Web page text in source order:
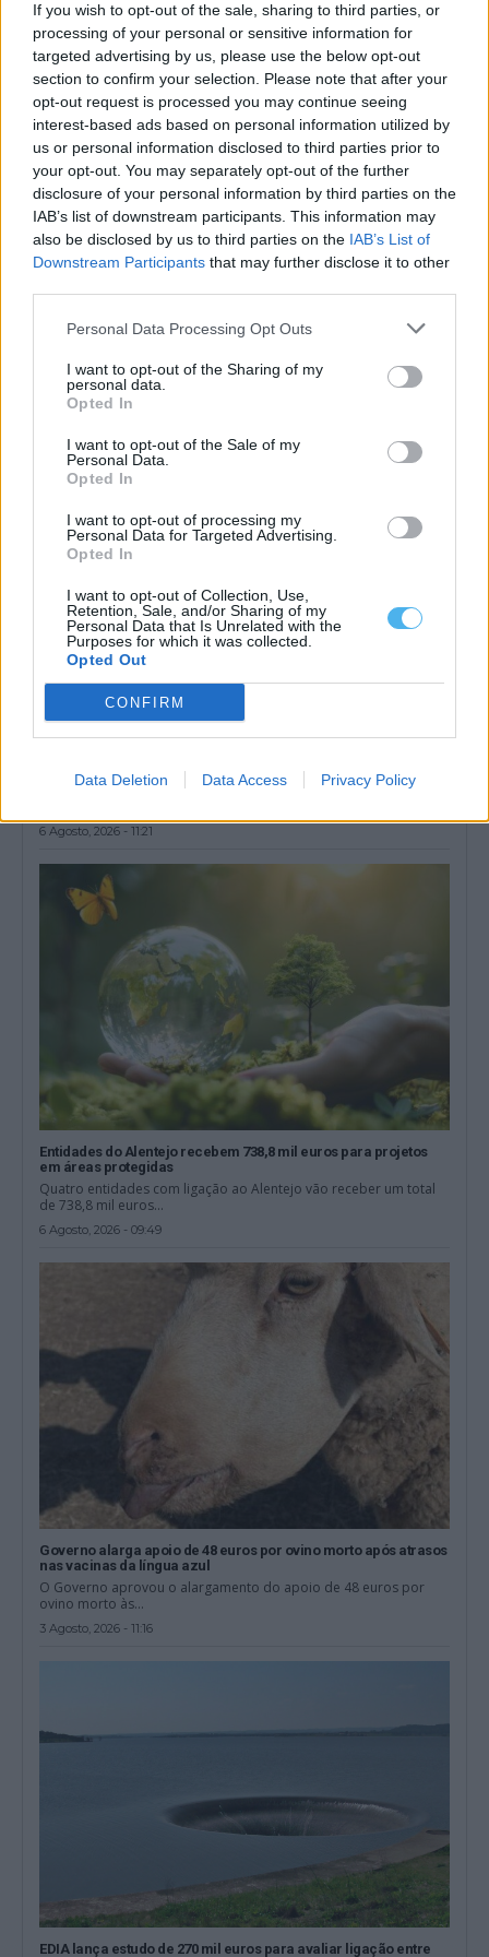
If you wish to opt-out of the sale, sharing to third parties, or
processing of your personal or sensitive information for
targeted advertising by us, please use the below opt-out
section to confirm your selection. Please note that after your
opt-out request is processed you may continue seeing
interest-based ads based on personal information utilized by
us or personal information disclosed to third parties prior to
your opt-out. You may separately opt-out of the further
disclosure of your personal information by third parties on the
IAB’s list of downstream participants. This information may
also be disclosed by us to third parties on the IAB’s List of
Downstream Participants that may further disclose it to other
Personal Data Processing Opt Outs
I want to opt-out of the Sharing of my
personal data.
Opted In
I want to opt-out of the Sale of my
Personal Data.
Opted In
I want to opt-out of processing my
Personal Data for Targeted Advertising.
Opted In
I want to opt-out of Collection, Use,
Retention, Sale, and/or Sharing of my
Personal Data that Is Unrelated with the
Purposes for which it was collected.
Opted Out
CONFIRM
Data Deletion Data Access Privacy Policy
hoje entre Sines...
7 Agosto, 2026 - 09:53
informação sobre os transportes no concelho
A RodOdemira é uma plataforma gratuita que centraliza
informação sobre os transportes no concelho...
de 2026: conheça os dados por concelho
O número de desempregados inscritos nos centros de emprego
6 Agosto, 2026 - 11:21
Entidades do Alentejo recebem 738,8 mil euros para projetos
em áreas protegidas
Quatro entidades com ligação ao Alentejo vão receber um total
de 738,8 mil euros...
6 Agosto, 2026 - 09:49
Governo alarga apoio de 48 euros por ovino morto após atrasos
nas vacinas da língua azul
O Governo aprovou o alargamento do apoio de 48 euros por
ovino morto às...
3 Agosto, 2026 - 11:16
EDIA lança estudo de 270 mil euros para avaliar ligação entre